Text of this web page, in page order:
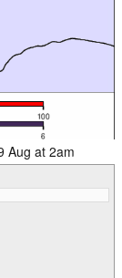
Aug at 2am